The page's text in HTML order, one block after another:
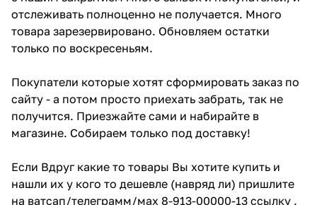
отслеживать полноценно не получается. Много
товара зарезервировано. Обновляем остатки
только по воскресеньям.
Покупатели которые хотят сформировать заказ по
сайту - а потом просто приехать забрать, так не
получится. Приезжайте сами и набирайте в
магазине. Собираем только под доставку!
Если Вдруг какие то товары Вы хотите купить и
нашли их у кого то дешевле (навряд ли) пришлите
на ватсап/телеграмм/мах 8-913-00000-13 ссылку .